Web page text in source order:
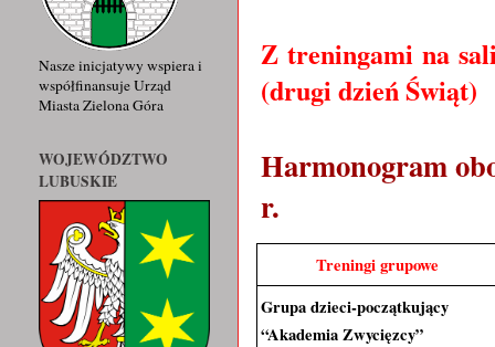
Z treningami na
(drugi dzień Świąt)
Harmonogram
r.
Treningi grupowe
Grupa dzieci-początkujący
“Akademia Zwycięzcy”
Nasze inicjatywy wspiera i
współfinansuje Urząd
Miasta Zielona Góra
WOJEWÓDZTWO
LUBUSKIE